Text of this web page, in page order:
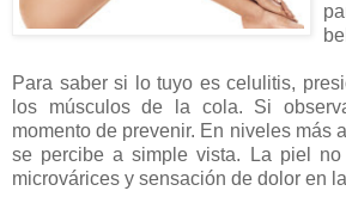
Para saber si lo tuyo es celulitis,
los músculos de la cola. Si
momento de prevenir. En niveles más
se percibe a simple vista. La piel no
microvárices y sensación de dolor en